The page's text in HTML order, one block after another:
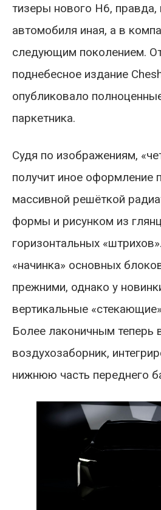
тизеры нового H6, правда,
автомобиля иная, а в
следующим поколением.
поднебесное издание
опубликовало
паркетника.
Судя по изображениям,
получит иное оформление
массивной решёткой
формы и рисунком из
горизонтальных
«начинка» основных
прежними, однако у
вертикальные
Более лаконичным теперь
воздухозаборник,
нижнюю часть переднего